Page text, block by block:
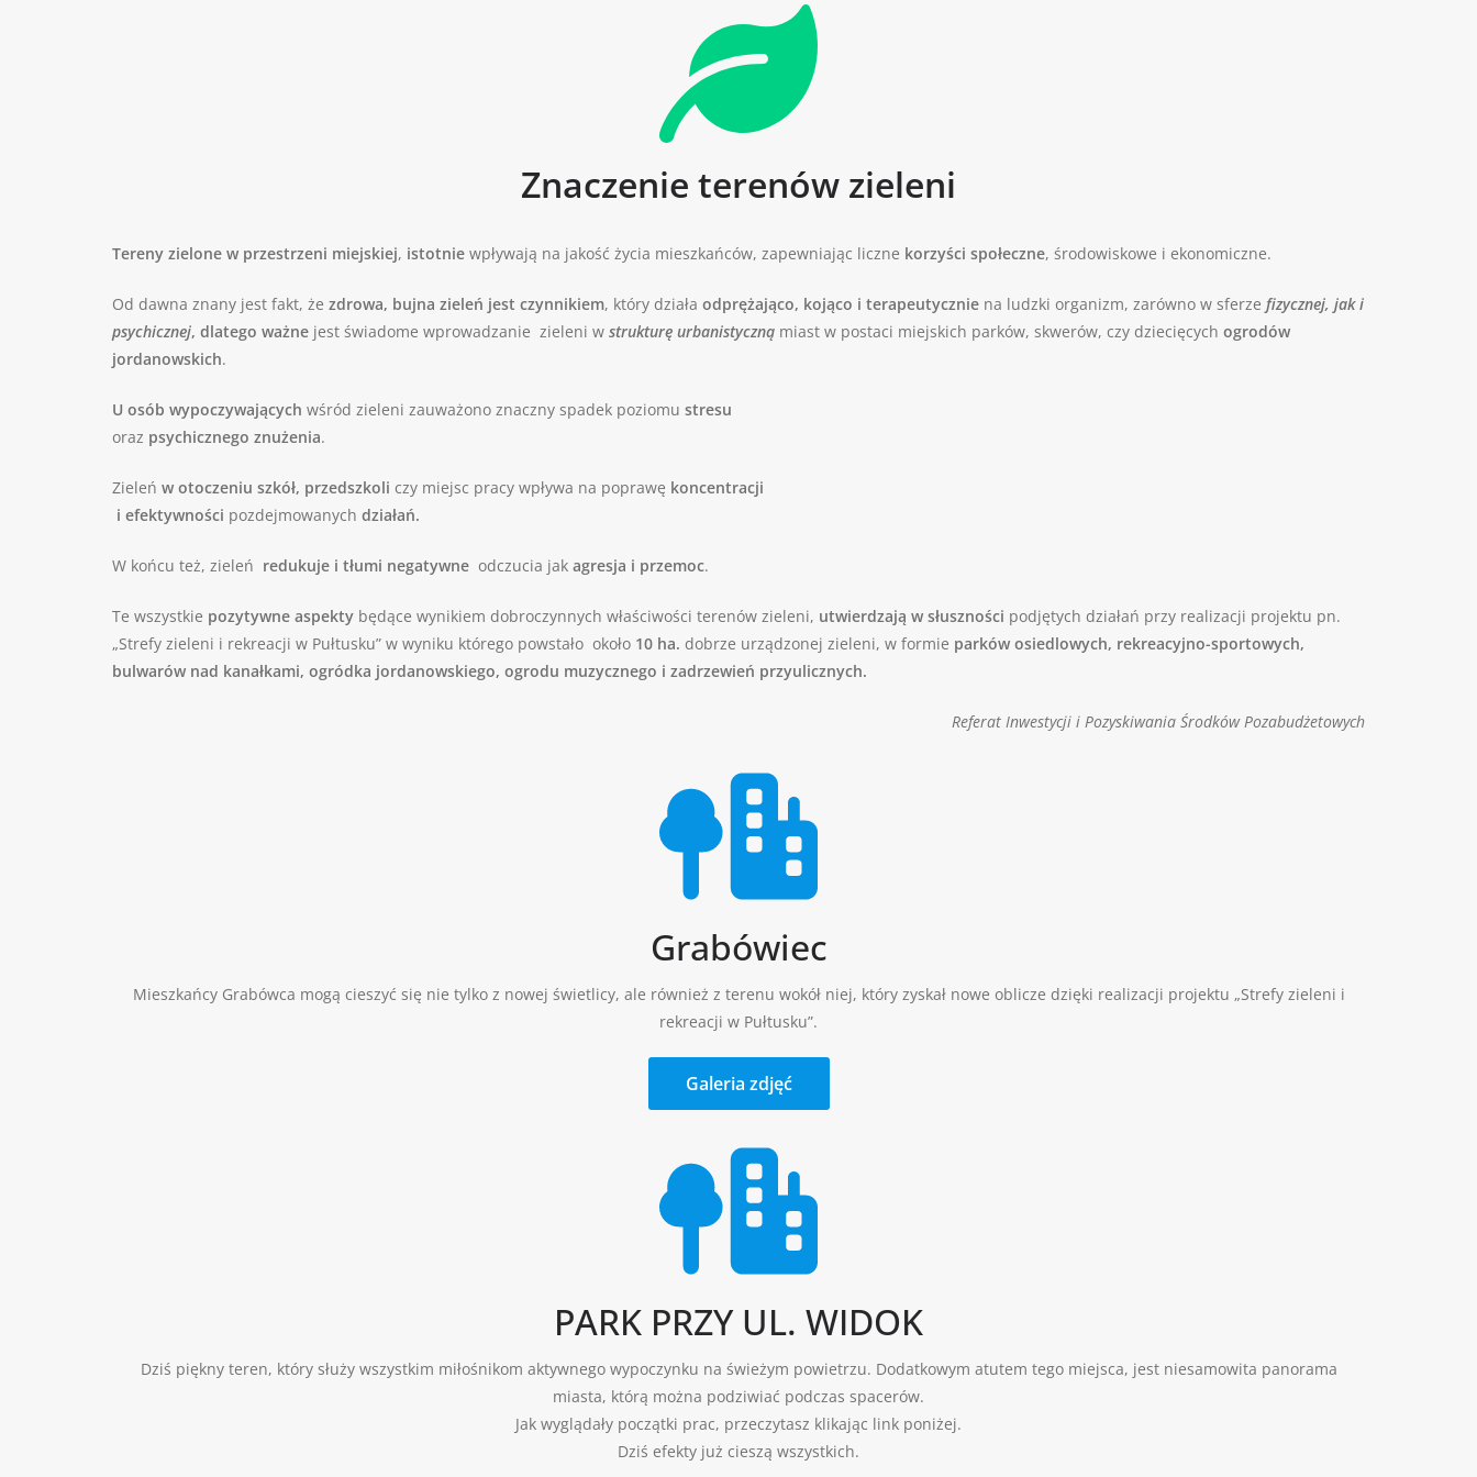
Znaczenie terenów zieleni
Tereny zielone w przestrzeni miejskiej, istotnie wpływają na jakość życia mieszkańców, zapewniając liczne korzyści społeczne, środowiskowe i ekonomiczne.
Od dawna znany jest fakt, że zdrowa, bujna zieleń jest czynnikiem, który działa odprężająco, kojąco i terapeutycznie na ludzki organizm, zarówno w sferze fizycznej, jak i
psychicznej, dlatego ważne jest świadome wprowadzanie zieleni w strukturę urbanistyczną miast w postaci miejskich parków, skwerów, czy dziecięcych ogrodów
jordanowskich.
U osób wypoczywających wśród zieleni zauważono znaczny spadek poziomu stresu
oraz psychicznego znużenia.
Zieleń w otoczeniu szkół, przedszkoli czy miejsc pracy wpływa na poprawę koncentracji
i efektywności pozdejmowanych działań.
W końcu też, zieleń redukuje i tłumi negatywne odczucia jak agresja i przemoc.
Te wszystkie pozytywne aspekty będące wynikiem dobroczynnych właściwości terenów zieleni, utwierdzają w słuszności podjętych działań przy realizacji projektu pn.
„Strefy zieleni i rekreacji w Pułtusku” w wyniku którego powstało około 10 ha. dobrze urządzonej zieleni, w formie parków osiedlowych, rekreacyjno-sportowych,
bulwarów nad kanałkami, ogródka jordanowskiego, ogrodu muzycznego i zadrzewień przyulicznych.
Referat Inwestycji i Pozyskiwania Środków Pozabudżetowych
Grabówiec
Mieszkańcy Grabówca mogą cieszyć się nie tylko z nowej świetlicy, ale również z terenu wokół niej, który zyskał nowe oblicze dzięki realizacji projektu „Strefy zieleni i
rekreacji w Pułtusku”.
Galeria zdjęć
PARK PRZY UL. WIDOK
Dziś piękny teren, który służy wszystkim miłośnikom aktywnego wypoczynku na świeżym powietrzu. Dodatkowym atutem tego miejsca, jest niesamowita panorama
miasta, którą można podziwiać podczas spacerów.
Jak wyglądały początki prac, przeczytasz klikając link poniżej.
Dziś efekty już cieszą wszystkich.